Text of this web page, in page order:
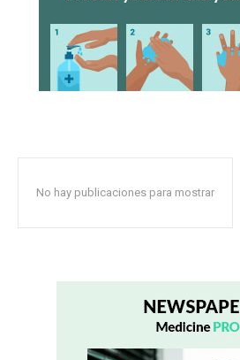
No hay publicaciones para mostrar